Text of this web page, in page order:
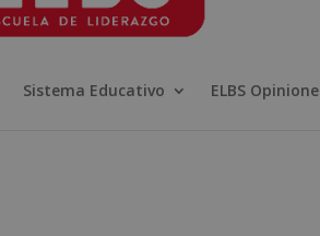
Sistema Educativo ELBS